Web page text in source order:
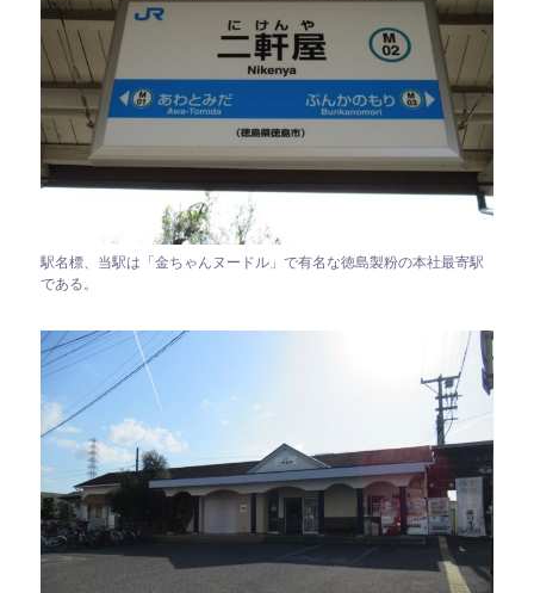
駅名標、当駅は「金ちゃんヌードル」で有名な徳島製粉の本社最寄駅
である。